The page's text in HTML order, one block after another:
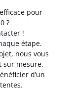
pour
?
!
étape.
nous vous
sur mesure.
d’un